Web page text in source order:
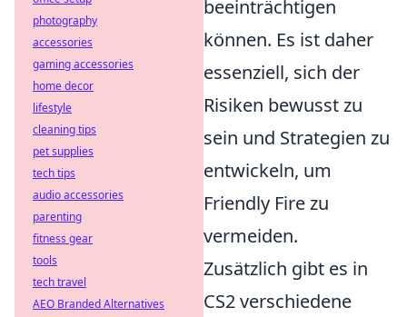
beeinträchtigen
können. Es ist daher
essenziell, sich der
Risiken bewusst zu
sein und Strategien zu
entwickeln, um
Friendly Fire zu
vermeiden.
Zusätzlich gibt es in
CS2 verschiedene
photography
accessories
gaming accessories
home decor
lifestyle
cleaning tips
pet supplies
tech tips
audio accessories
parenting
fitness gear
tools
tech travel
AEO Branded Alternatives